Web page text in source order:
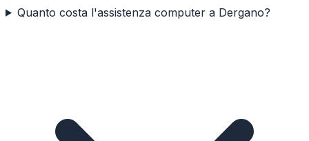
Quanto costa l'assistenza computer a Dergano?